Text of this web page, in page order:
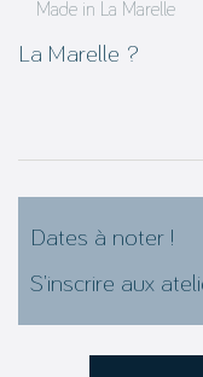
Made in La Marelle
La Marelle ?
Dates à noter !
S’inscrire aux